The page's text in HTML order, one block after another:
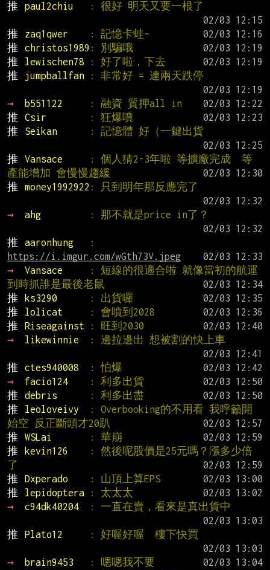
推
paul2chiu
: 很好 明天又要一根了
推
zaq1qwer : 記憶卡蛙~
推
christos1989 : 別騙哦
推
lewischen78 : 好了啦，下去
推
jumpballfan
: 非常好 = 連兩天跌停
→
b551122 : 融資 質押all in
推
Csir : 狂爆噴
推
Seikan
: 記憶體 好（一鍵出貨
推
Vansace
: 個人猜2-3年啦 等擴廠完成  等
產能增加 會慢慢趨緩
推
money1992922 : 只到明年那反應完了
→
ahg
: 那不就是price in了？
推
aaronhung
https://i.imgur.com/wGth73V.jpeg
→
Vansace
: 短線的很適合啦 就像當初的航運
到時抓誰是最後老鼠
推
ks3290 : 出貨囉
推
lolicat : 會噴到2028
推
Riseagainst : 旺到2030
→
likewinnie
: 邊拉邊出 想被割的快上車
推
ctes940008 : 怕爆
→
facio124 : 利多出貨
推
debris : 利多出盡
推
leoloveivy
: Overbooking的不用看 我呼籲開
始空 反正斷頭才20趴
推
WSLai : 華崩
推
kevin126
: 然後呢股價是25元嗎？漲多少倍
了
推
Dxperado : 山頂上算EPS
推
lepidoptera : 太太太
→
c94dk40204
: 一直在賣，看來是真出貨中
推
Plato12
: 好喔好喔  樓下快買
→
brain9453 : 嗯嗯我不要